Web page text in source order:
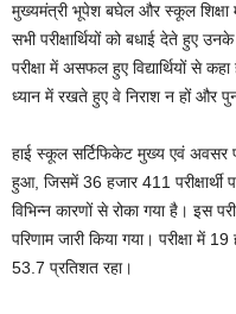
मुख्यमंत्री भूपेश बघेल और स्कूल शिक्षा
सभी परीक्षार्थियों को बधाई देते हुए
परीक्षा में असफल हुए विद्यार्थियों से
ध्यान में रखते हुए वे निराश न हों और
हाई स्कूल सर्टिफिकेट मुख्य एवं अवसर
हुआ, जिसमें 36 हजार 411 परीक्षार्थी
विभिन्न कारणों से रोका गया है। इस
परिणाम जारी किया गया। परीक्षा में 19
53.7 प्रतिशत रहा।